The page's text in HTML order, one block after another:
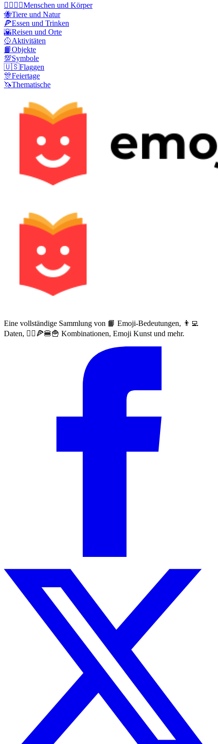
👩‍❤️‍💋‍👨Menschen und Körper
🐝Tiere und Natur
🍕Essen und Trinken
🌇Reisen und Orte
🥎Aktivitäten
📙Objekte
💯Symbole
🇺🇸Flaggen
🎊Feiertage
🦄Thematische
Eine vollständige Sammlung von 📙 Emoji-Bedeutungen, 👨‍💻
Daten, 🙅‍♀️🍕🍔🍟 Kombinationen, Emoji Kunst und mehr.